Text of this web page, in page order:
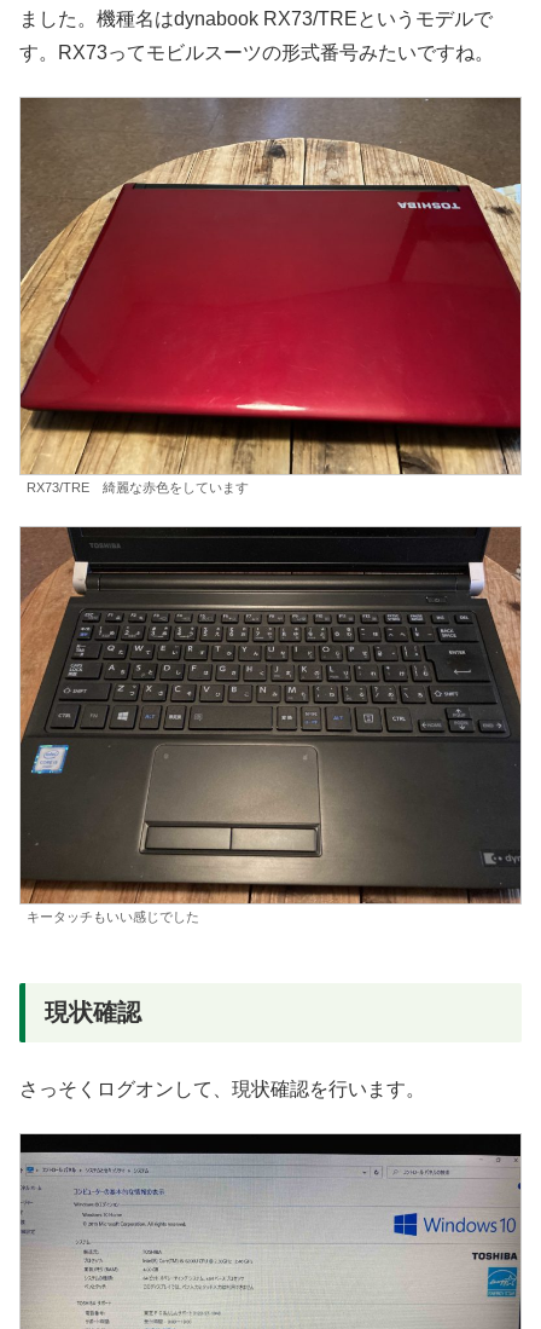
ました。機種名はdynabook RX73/TREというモデルで
す。RX73ってモビルスーツの形式番号みたいですね。
RX73/TRE 綺麗な赤色をしています
キータッチもいい感じでした
現状確認
さっそくログオンして、現状確認を行います。